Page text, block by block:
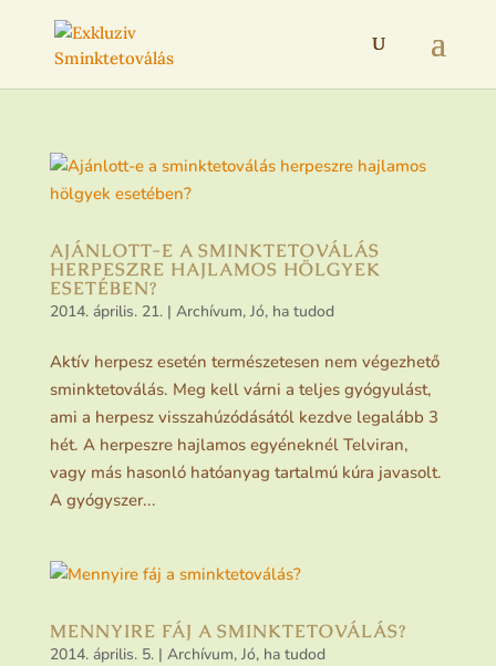
AJÁNLOTT-E A SMINKTETOVÁLÁS
HERPESZRE HAJLAMOS HÖLGYEK
ESETÉBEN?
2014. április. 21.| Archívum, Jó, ha tudod
Aktív herpesz esetén természetesen nem végezhető
sminktetoválás. Meg kell várni a teljes gyógyulást,
ami a herpesz visszahúzódásától kezdve legalább 3
hét. A herpeszre hajlamos egyéneknél Telviran,
vagy más hasonló hatóanyag tartalmú kúra javasolt.
A gyógyszer...
MENNYIRE FÁJ A SMINKTETOVÁLÁS?
2014. április. 5.| Archívum, Jó, ha tudod